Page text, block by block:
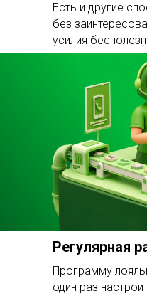
Есть и другие
без
усилия
Программу
один раз
Регулярная